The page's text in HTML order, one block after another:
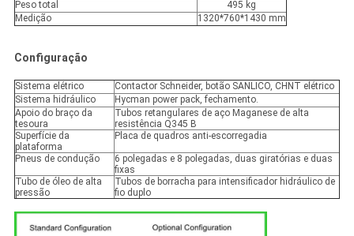
Peso total
495 kg
Medição
1320*760*1430 mm
Configuração
Sistema elétrico
Contactor Schneider, botão SANLICO, CHNT elétrico
Sistema hidráulico
Hycman power pack, fechamento.
Apoio do braço da
tesoura
Tubos retangulares de aço Maganese de alta
resistência Q345 B
Superfície da
plataforma
Placa de quadros anti-escorregadia
Pneus de condução
6 polegadas e 8 polegadas, duas giratórias e duas
fixas
Tubo de óleo de alta
pressão
Tubos de borracha para intensificador hidráulico de
fio duplo